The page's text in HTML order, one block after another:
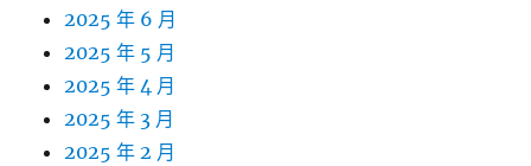
2025 年 6 月
2025 年 5 月
2025 年 4 月
2025 年 3 月
2025 年 2 月